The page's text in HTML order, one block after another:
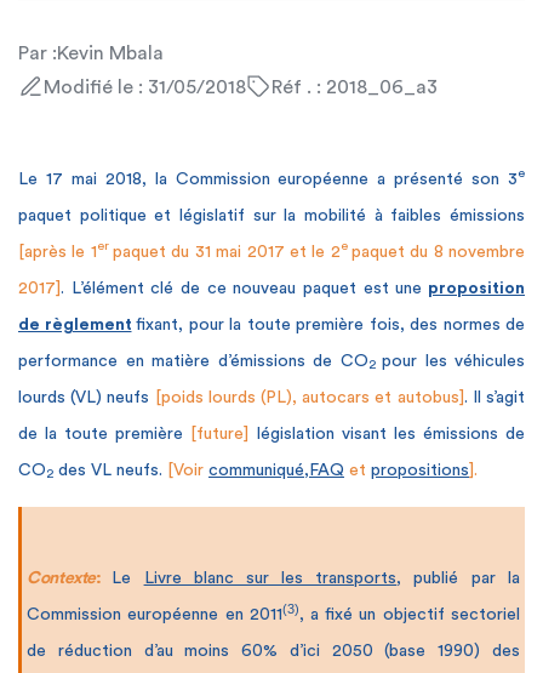
Par :Kevin Mbala
Modifié le : 31/05/2018
Réf . : 2018_06_a3
Le 17 mai 2018, la Commission européenne a présenté son 3 e
paquet politique et législatif sur la mobilité à faibles émissions
[après le 1 erpaquet du 31 mai 2017 et le 2 e paquet du 8 novembre
2017]. L’élément clé de ce nouveau paquet est une proposition
de règlement fixant, pour la toute première fois, des normes de
performance en matière d’émissions de CO 2 pour les véhicules
lourds (VL) neufs [poids lourds (PL), autocars et autobus]. Il s’agit
de la toute première [future] législation visant les émissions de
CO 2 des VL neufs. [Voir communiqué, FAQ et propositions].
Contexte: Le Livre blanc sur les transports, publié par la
Commission européenne en 2011(3), a fixé un objectif sectoriel
de réduction d’au moins 60% d’ici 2050 (base 1990) des